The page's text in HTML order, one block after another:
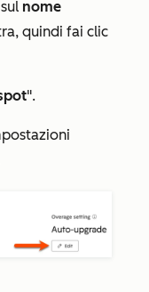
nome
quindi fai clic
".